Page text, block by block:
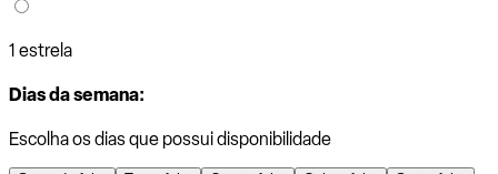
1 estrela
Dias da semana:
Escolha os dias que possui disponibilidade